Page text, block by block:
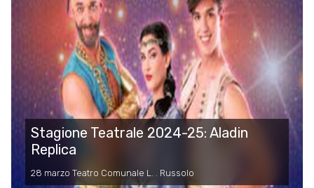
Stagione Teatrale 2024-25: Aladin
Replica
28 marzo Teatro Comunale L. . Russolo